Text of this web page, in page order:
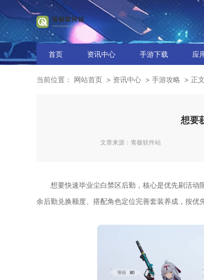
首页 资讯中心 手游下载 应
当前位置： 网站首页 资讯中心 手游攻略 正文
想要
文章来源： 青极软件站
想要快速毕业尘白禁区后勤，核心是优先刷活
余后勤兑换额度、搭配角色定位完善套装养成，按优